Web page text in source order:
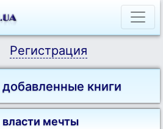
Регистрация
книги
власти мечты